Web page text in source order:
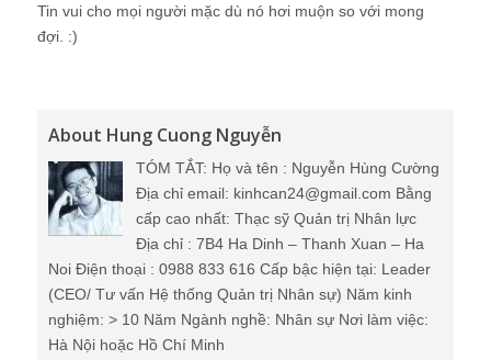
Tin vui cho mọi người mặc dù nó hơi muộn so với mong
đợi. :)
About Hung Cuong Nguyễn
TÓM TẮT: Họ và tên : Nguyễn Hùng Cường
Địa chỉ email: kinhcan24@gmail.com Bằng
cấp cao nhất: Thạc sỹ Quản trị Nhân lực
Địa chỉ : 7B4 Ha Dinh – Thanh Xuan – Ha
Noi Điện thoại : 0988 833 616 Cấp bậc hiện tại: Leader
(CEO/ Tư vấn Hệ thống Quản trị Nhân sự) Năm kinh
nghiệm: > 10 Năm Ngành nghề: Nhân sự Nơi làm việc:
Hà Nội hoặc Hồ Chí Minh